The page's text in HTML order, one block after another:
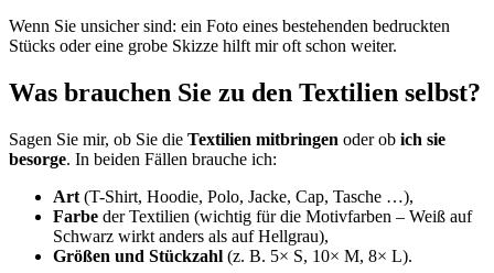
Wenn Sie unsicher sind: ein Foto eines bestehenden bedruckten
Stücks oder eine grobe Skizze hilft mir oft schon weiter.
Was brauchen Sie zu den Textilien selbst?
Sagen Sie mir, ob Sie die Textilien mitbringen oder ob ich sie
besorge. In beiden Fällen brauche ich:
Art (T-Shirt, Hoodie, Polo, Jacke, Cap, Tasche …),
Farbe der Textilien (wichtig für die Motivfarben – Weiß auf
Schwarz wirkt anders als auf Hellgrau),
Größen und Stückzahl (z. B. 5× S, 10× M, 8× L).